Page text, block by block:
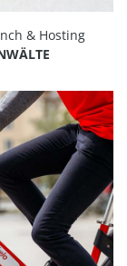
& Hosting